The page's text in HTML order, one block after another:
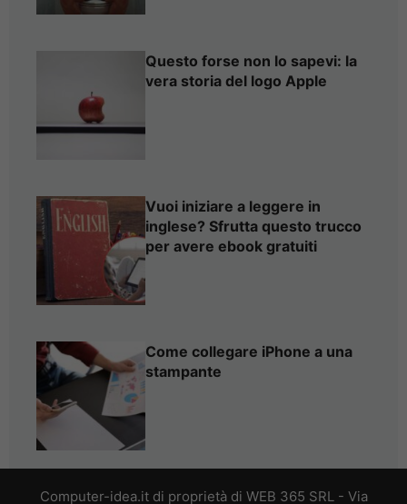
Questo forse non lo sapevi: la
vera storia del logo Apple
Vuoi iniziare a leggere in
inglese? Sfrutta questo trucco
per avere ebook gratuiti
Come collegare iPhone a una
stampante
Computer-idea.it di proprietà di WEB 365 SRL - Via